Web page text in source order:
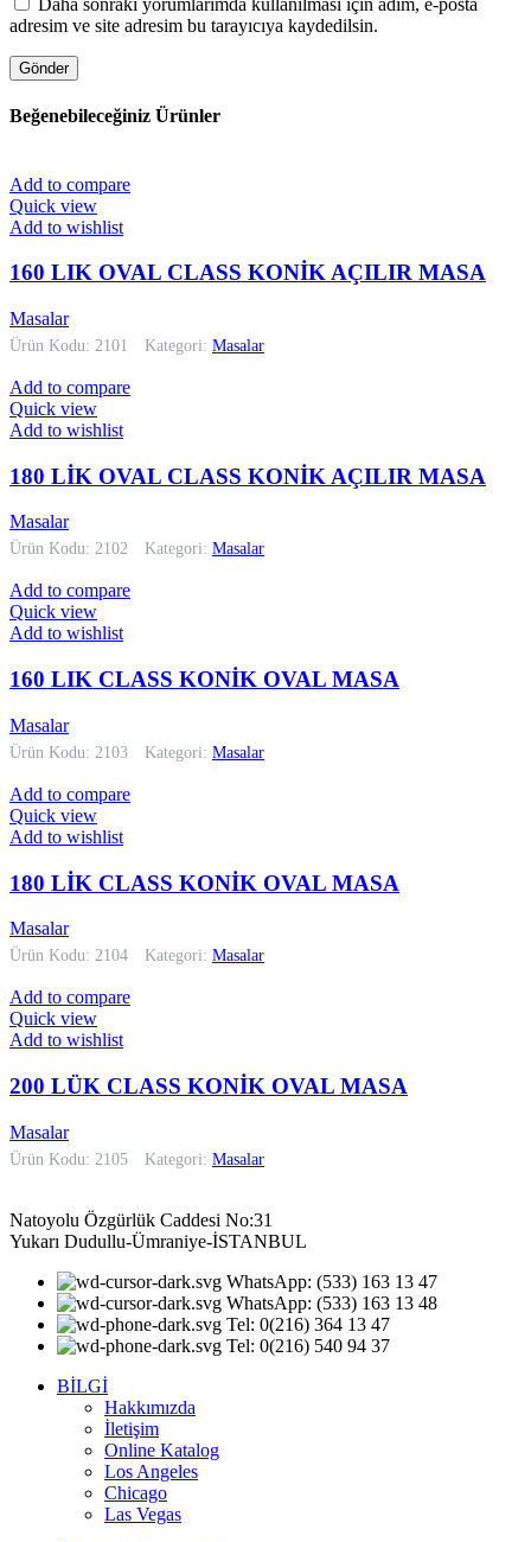
Daha sonraki yorumlarımda kullanılması için adım, e-posta
adresim ve site adresim bu tarayıcıya kaydedilsin.
Beğenebileceğiniz Ürünler
Add to compare
Quick view
Add to wishlist
160 LIK OVAL CLASS KONİK AÇILIR MASA
Masalar
Ürün Kodu: 2101 Kategori: Masalar
Add to compare
Quick view
Add to wishlist
180 LİK OVAL CLASS KONİK AÇILIR MASA
Masalar
Ürün Kodu: 2102 Kategori: Masalar
Add to compare
Quick view
Add to wishlist
160 LIK CLASS KONİK OVAL MASA
Masalar
Ürün Kodu: 2103 Kategori: Masalar
Add to compare
Quick view
Add to wishlist
180 LİK CLASS KONİK OVAL MASA
Masalar
Ürün Kodu: 2104 Kategori: Masalar
Add to compare
Quick view
Add to wishlist
200 LÜK CLASS KONİK OVAL MASA
Masalar
Ürün Kodu: 2105 Kategori: Masalar
Natoyolu Özgürlük Caddesi No:31
Yukarı Dudullu-Ümraniye-İSTANBUL
WhatsApp: (533) 163 13 47
WhatsApp: (533) 163 13 48
Tel: 0(216) 364 13 47
Tel: 0(216) 540 94 37
BİLGİ
Hakkımızda
İletişim
Online Katalog
Los Angeles
Chicago
Las Vegas